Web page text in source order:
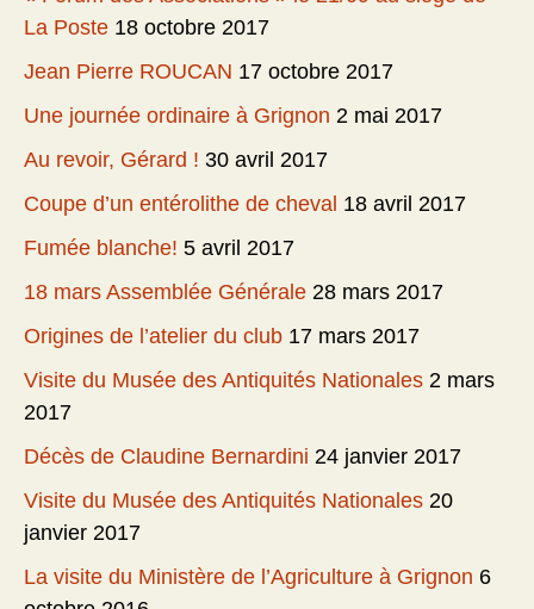
La Poste 18 octobre 2017
Jean Pierre ROUCAN 17 octobre 2017
Une journée ordinaire à Grignon 2 mai 2017
Au revoir, Gérard ! 30 avril 2017
Coupe d’un entérolithe de cheval 18 avril 2017
Fumée blanche! 5 avril 2017
18 mars Assemblée Générale 28 mars 2017
Origines de l’atelier du club 17 mars 2017
Visite du Musée des Antiquités Nationales 2 mars
2017
Décès de Claudine Bernardini 24 janvier 2017
Visite du Musée des Antiquités Nationales 20
janvier 2017
La visite du Ministère de l’Agriculture à Grignon 6